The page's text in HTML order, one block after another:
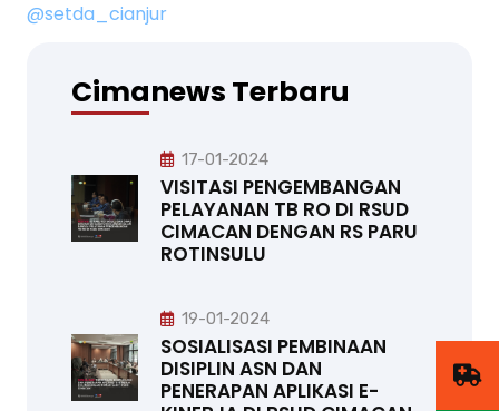
@setda_cianjur
Cimanews Terbaru
17-01-2024
VISITASI PENGEMBANGAN
PELAYANAN TB RO DI RSUD
CIMACAN DENGAN RS PARU
ROTINSULU
19-01-2024
SOSIALISASI PEMBINAAN
DISIPLIN ASN DAN
PENERAPAN APLIKASI E-